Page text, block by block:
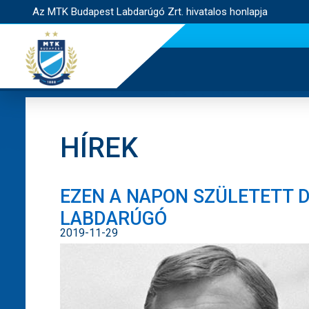
Az MTK Budapest Labdarúgó Zrt. hivatalos honlapja
HÍREK
EZEN A NAPON SZÜLETETT
LABDARÚGÓ
2019-11-29